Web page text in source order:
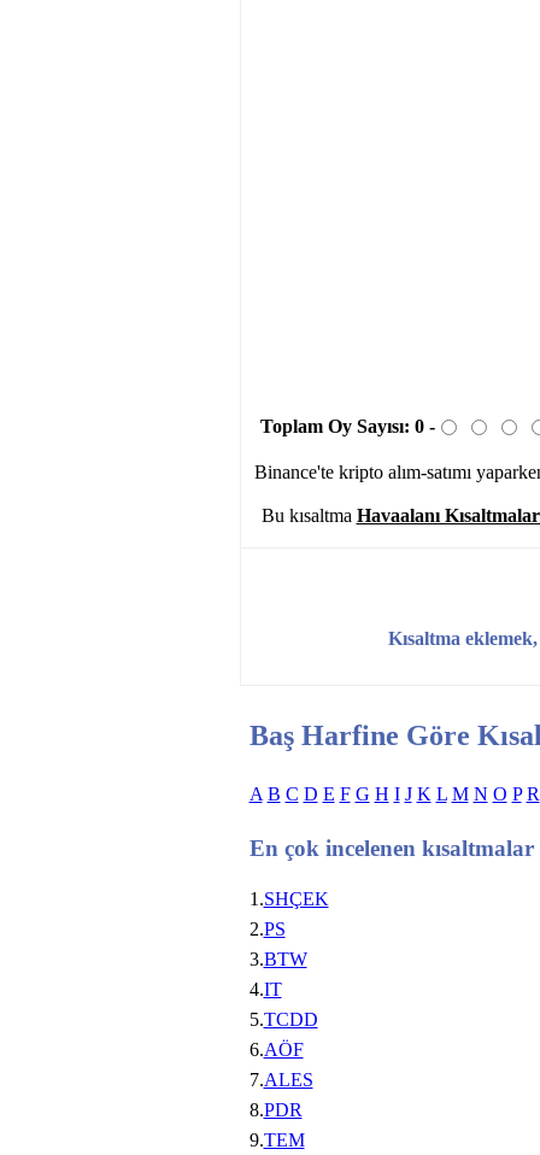
Toplam Oy Sayısı: 0-
Binance'te kripto alım-satımı
Bu kısaltma Havaalanı
Kısaltma
Baş Harfine Göre
A B C D E F G H I J K L M N O P R
En çok incelenen kısaltmalar
1.SHÇEK
2.PS
3.BTW
4.IT
5.TCDD
6.AÖF
7.ALES
8.PDR
9.TEM